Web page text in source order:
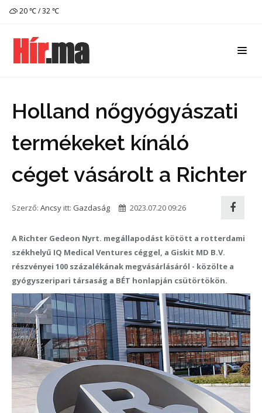
20 ℃ / 32 ℃
Holland nőgyógyászati
termékeket kínáló
céget vásárolt a Richter
Szerző: Ancsy itt: Gazdaság 2023.07.20 09:26
A Richter Gedeon Nyrt. megállapodást kötött a rotterdami
székhelyű IQ Medical Ventures céggel, a Giskit MD B.V.
részvényei 100 százalékának megvásárlásáról - közölte a
gyógyszeripari társaság a BÉT honlapján csütörtökön.